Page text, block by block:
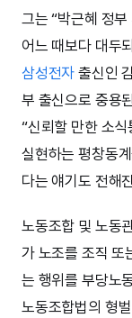
그는 “박근혜 정
어느 때보다 대두
삼성전자 출신인
부 출신으로 중용
“신뢰할 만한 소
실현하는 평창동
다는 얘기도 전해
노동조합 및 노동
가 노조를 조직 또
는 행위를 부당노
노동조합법의 형